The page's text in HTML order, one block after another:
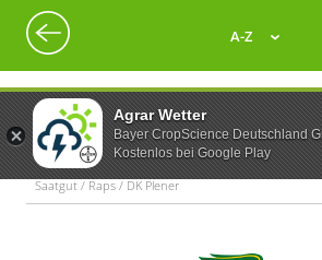
Agrar Wetter
Bayer CropScience Deutschland
Kostenlos bei Google Play
A-Z
Saatgut / Raps / DK Plener